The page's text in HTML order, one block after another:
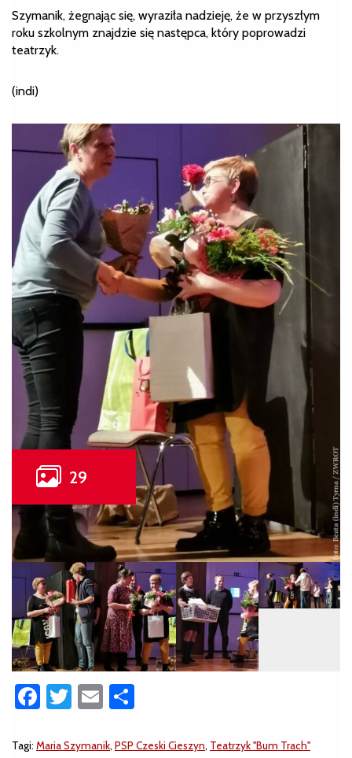
Szymanik, żegnając się, wyraziła nadzieję, że w przyszłym
roku szkolnym znajdzie się następca, który poprowadzi
teatrzyk.
(indi)
Facebook
Twitter
Email
Tagi: Maria Szymanik, PSP Czeski Cieszyn, Teatrzyk "Bum Trach"